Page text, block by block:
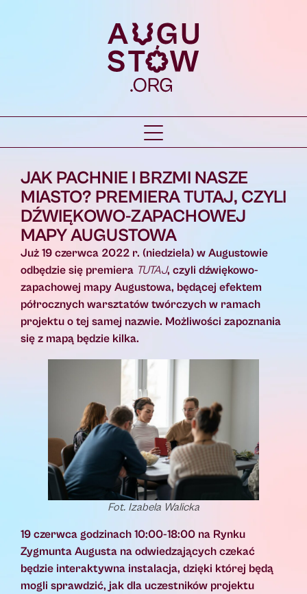
JAK PACHNIE I BRZMI NASZE
MIASTO? PREMIERA TUTAJ, CZYLI
DŹWIĘKOWO-ZAPACHOWEJ
MAPY AUGUSTOWA
Już 19 czerwca 2022 r. (niedziela) w Augustowie
odbędzie się premiera TUTAJ, czyli dźwiękowo-
zapachowej mapy Augustowa, będącej efektem
półrocznych warsztatów twórczych w ramach
projektu o tej samej nazwie. Możliwości zapoznania
się z mapą będzie kilka.
Fot. Izabela Walicka
19 czerwca godzinach 10:00-18:00 na Rynku
Zygmunta Augusta na odwiedzających czekać
będzie interaktywna instalacja, dzięki której będą
mogli sprawdzić, jak dla uczestników projektu